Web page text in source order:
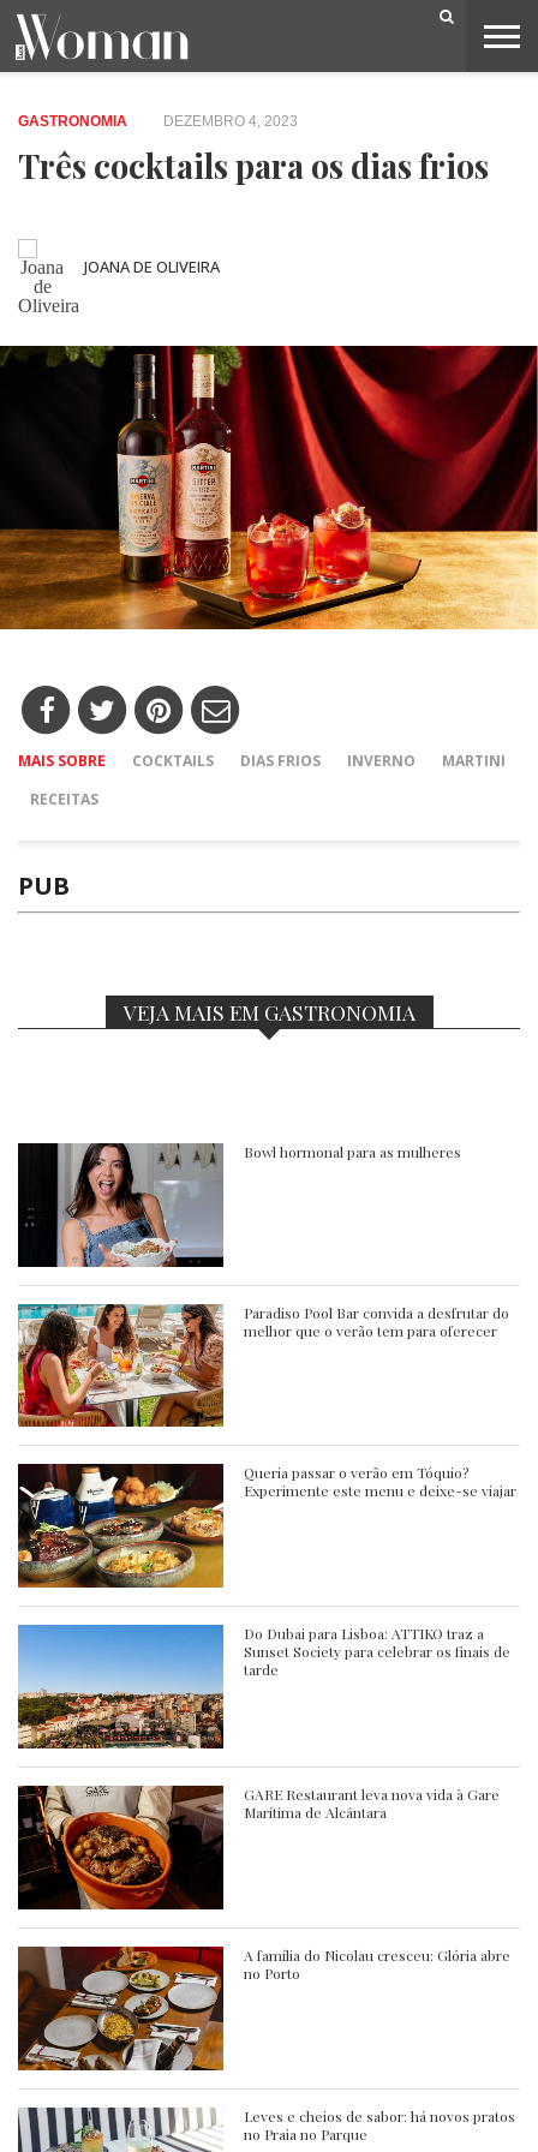
BELEZA
CAPA
LIFESTYLE
MODA
OPINIÃO
PESSOAS
SOCIEDADE
VIDEOS
GASTRONOMIA DEZEMBRO 4, 2023
Três cocktails para os dias frios
JOANA DE OLIVEIRA
MAIS SOBRE COCKTAILS DIAS FRIOS INVERNO
MARTINI
RECEITAS
PUB
VEJA MAIS EM GASTRONOMIA
Bowl hormonal para as mulheres
Paradiso Pool Bar convida a desfrutar do
melhor que o verão tem para oferecer
Queria passar o verão em Tóquio?
Experimente este menu e deixe-se viajar
Do Dubai para Lisboa: ATTIKO traz a
Sunset Society para celebrar os finais de
tarde
GARE Restaurant leva nova vida à Gare
Marítima de Alcântara
A família do Nicolau cresceu: Glória abre
no Porto
Leves e cheios de sabor: há novos pratos
no Praia no Parque